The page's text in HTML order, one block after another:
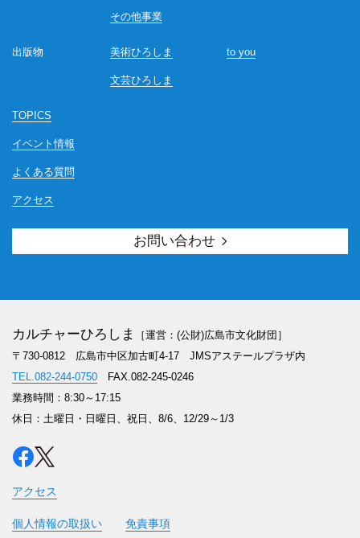
その他事業
出版物 美術ひろしま
文芸ひろしま
to you
TOPICS
イベント情報
よくある質問
アクセス
お問い合わせ
カルチャーひろしま
［運営：(公財)広島市文化財団］
〒730-0812 広島市中区加古町4-17 JMSアステールプラザ内
TEL.082-244-0750FAX.082-245-0246
業務時間：8:30～17:15
休日：土曜日・日曜日、祝日、8/6、12/29～1/3
アクセス
個人情報の取扱い 免責事項